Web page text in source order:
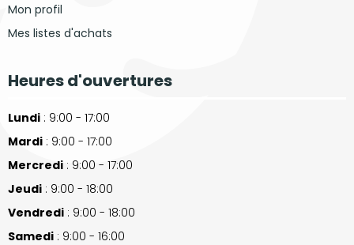
Mon profil
Mes listes d'achats
Heures d'ouvertures
Lundi : 9:00 - 17:00
Mardi : 9:00 - 17:00
Mercredi : 9:00 - 17:00
Jeudi : 9:00 - 18:00
Vendredi : 9:00 - 18:00
Samedi : 9:00 - 16:00